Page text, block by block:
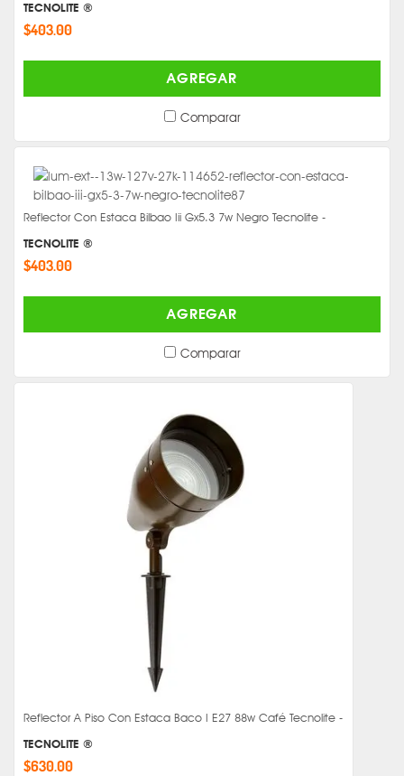
TECNOLITE ®
$403.00
AGREGAR
Comparar
Reflector Con Estaca Bilbao Iii Gx5.3 7w Negro Tecnolite -
TECNOLITE ®
$403.00
AGREGAR
Comparar
Reflector A Piso Con Estaca Baco I E27 88w Café Tecnolite -
TECNOLITE ®
$630.00